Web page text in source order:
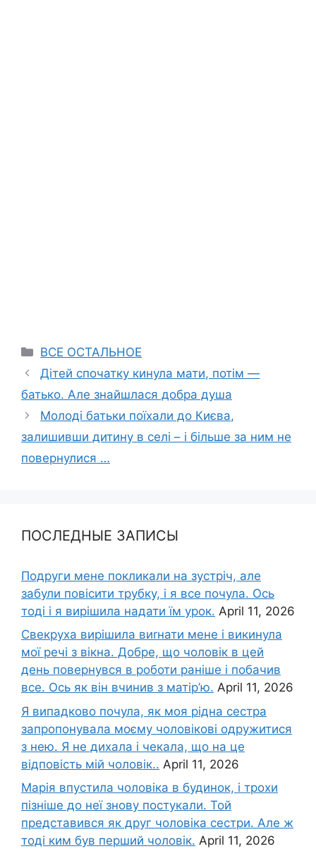
Categories
ВСЕ ОСТАЛЬНОЕ
Дітей спочатку кинула мати, потім —
батько. Але знайшлася добра душа
Молоді батьки поїхали до Києва,
залишивши дитину в селі – і більше за ним не
повернулися …
ПОСЛЕДНЫЕ ЗАПИСЫ
Подруги мене покликали на зустріч, але
забули повісити трубку, і я все почула. Ось
тоді і я вирішила надати їм урок. April 11, 2026
Свекруха вирішила виrнати мене і викинула
мої речі з вікна. Добре, що чоловік в цей
день повернувся в роботи раніше і побачив
все. Ось як він вчинив з матір’ю. April 11, 2026
Я випадково почула, як моя рідна сестра
запропонувала моєму чоловікові одружитися
з нею. Я не дихала і чекала, що на це
відповість мій чоловік.. April 11, 2026
Марія впустила чоловіка в будинок, і трохи
пізніше до неї знову постукали. Той
представився як друг чоловіка сестри. Але ж
тоді ким був перший чоловік. April 11, 2026